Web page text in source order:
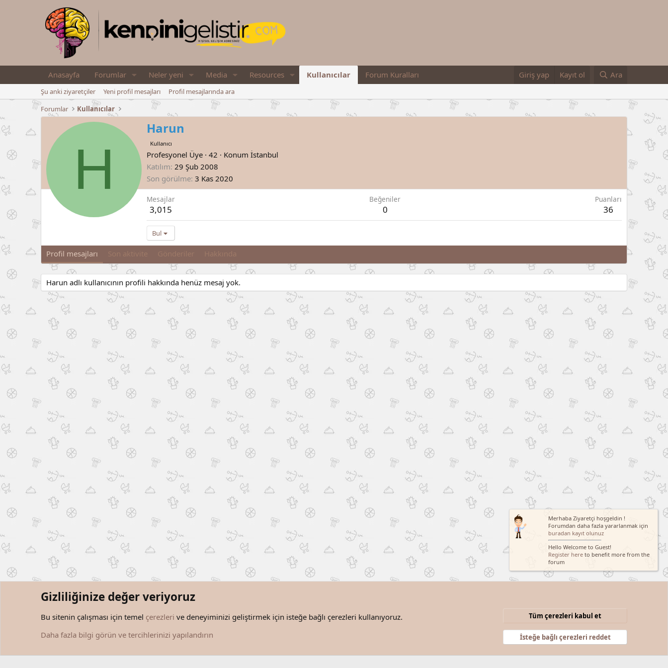
Anasayfa Forumlar Neler yeni Media Resources Kullanıcılar Forum Kuralları Giriş yap Kayıt ol Ara
Şu anki ziyaretçiler Yeni profil mesajları
Profil mesajlarında ara
Forumlar
Kullanıcılar
H
Harun
Kullanıcı
Profesyonel Üye · 42 · Konum İstanbul
Katılım 29 Şub 2008
Son görülme 3 Kas 2020
Mesajlar
3,015
Beğeniler
0
Puanları
36
Bul
Profil mesajları Son aktivite Gönderiler Hakkında
Harun adlı kullanıcının profili hakkında henüz mesaj yok.
Gizlilik politikası Yardım Anasayfa
Merhaba Ziyaretçi hoşgeldin !
Forumdan daha fazla yararlanmak için
buradan kayıt olunuz
Hello Welcome to Guest!
Register here to benefit more from the
forum
Gizliliğinize değer veriyoruz
Bu sitenin çalışması için temel çerezleri ve deneyiminizi geliştirmek için isteğe bağlı çerezleri kullanıyoruz.
Daha fazla bilgi görün ve tercihlerinizi yapılandırın
Tüm çerezleri kabul et
İsteğe bağlı çerezleri reddet